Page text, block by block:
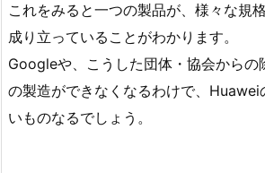
これをみると一つの製品が、様々な規
成り立っていることがわかります。
Googleや、こうした団体・協会からの
の製造ができなくなるわけで、Huawei
いものなるでしょう。